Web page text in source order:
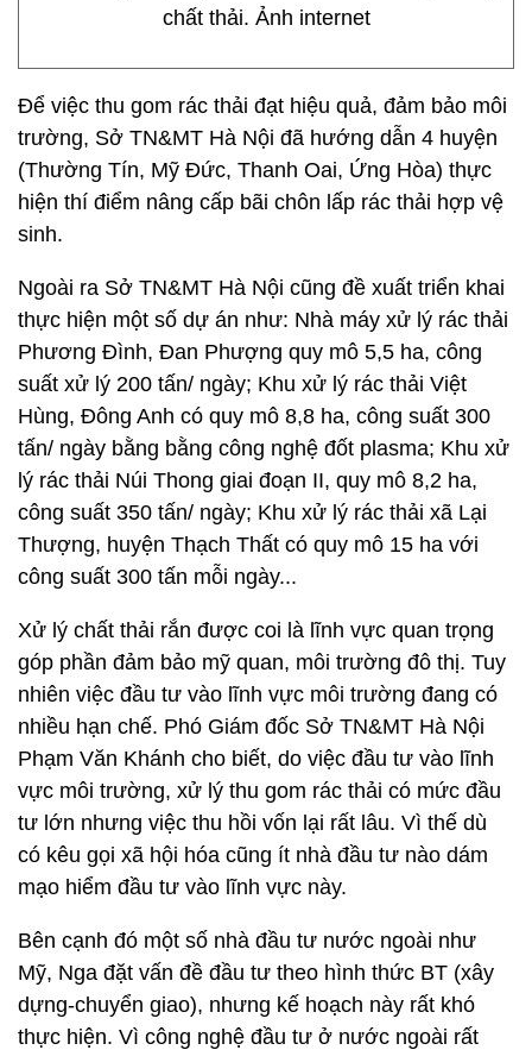
chất thải. Ảnh internet
Để việc thu gom rác thải đạt hiệu quả, đảm bảo môi
trường, Sở TN&MT Hà Nội đã hướng dẫn 4 huyện
(Thường Tín, Mỹ Đức, Thanh Oai, Ứng Hòa) thực
hiện thí điểm nâng cấp bãi chôn lấp rác thải hợp vệ
sinh.
Ngoài ra Sở TN&MT Hà Nội cũng đề xuất triển khai
thực hiện một số dự án như: Nhà máy xử lý rác thải
Phương Đình, Đan Phượng quy mô 5,5 ha, công
suất xử lý 200 tấn/ ngày; Khu xử lý rác thải Việt
Hùng, Đông Anh có quy mô 8,8 ha, công suất 300
tấn/ ngày bằng bằng công nghệ đốt plasma; Khu xử
lý rác thải Núi Thong giai đoạn II, quy mô 8,2 ha,
công suất 350 tấn/ ngày; Khu xử lý rác thải xã Lại
Thượng, huyện Thạch Thất có quy mô 15 ha với
công suất 300 tấn mỗi ngày...
Xử lý chất thải rắn được coi là lĩnh vực quan trọng
góp phần đảm bảo mỹ quan, môi trường đô thị. Tuy
nhiên việc đầu tư vào lĩnh vực môi trường đang có
nhiều hạn chế. Phó Giám đốc Sở TN&MT Hà Nội
Phạm Văn Khánh cho biết, do việc đầu tư vào lĩnh
vực môi trường, xử lý thu gom rác thải có mức đầu
tư lớn nhưng việc thu hồi vốn lại rất lâu. Vì thế dù
có kêu gọi xã hội hóa cũng ít nhà đầu tư nào dám
mạo hiểm đầu tư vào lĩnh vực này.
Bên cạnh đó một số nhà đầu tư nước ngoài như
Mỹ, Nga đặt vấn đề đầu tư theo hình thức BT (xây
dựng-chuyển giao), nhưng kế hoạch này rất khó
thực hiện. Vì công nghệ đầu tư ở nước ngoài rất